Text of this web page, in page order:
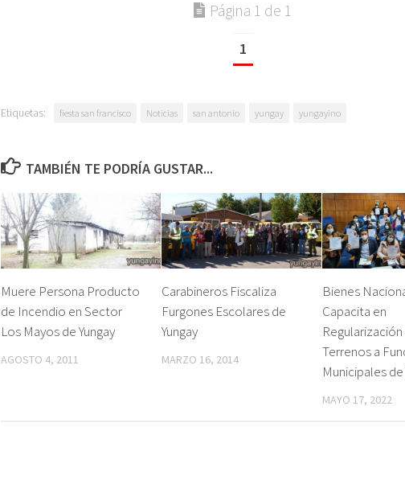
Página 1 de 1
1
Etiquetas: fiesta san francisco Noticias san antonio yungay yungayino
TAMBIÉN TE PODRÍA GUSTAR...
Muere Persona Producto
de Incendio en Sector
Los Mayos de Yungay
AGOSTO 4, 2011
Carabineros Fiscaliza
Furgones Escolares de
Yungay
MARZO 16, 2014
Bienes
Capacita en
Terrenos a
Municipales
MAYO 17, 2022